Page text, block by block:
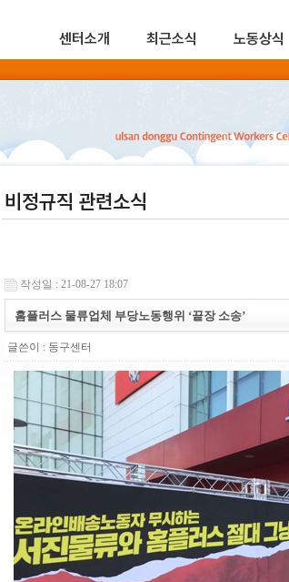
센터소개 최근소식 노동상식
비정규직 관련소식
작성일 : 21-08-27 18:07
홈플러스 물류업체 부당노동행위 ‘끝장 소송’
글쓴이 : 동구센터